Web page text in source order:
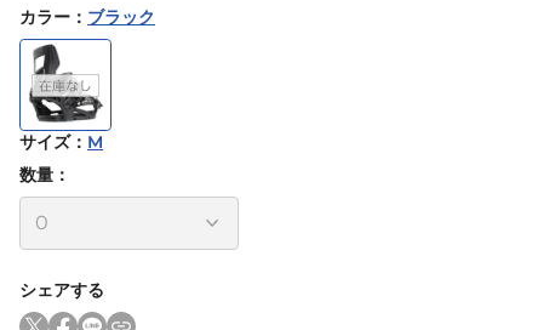
カラー ： ブラック
サイズ： M
数量：
シェアする